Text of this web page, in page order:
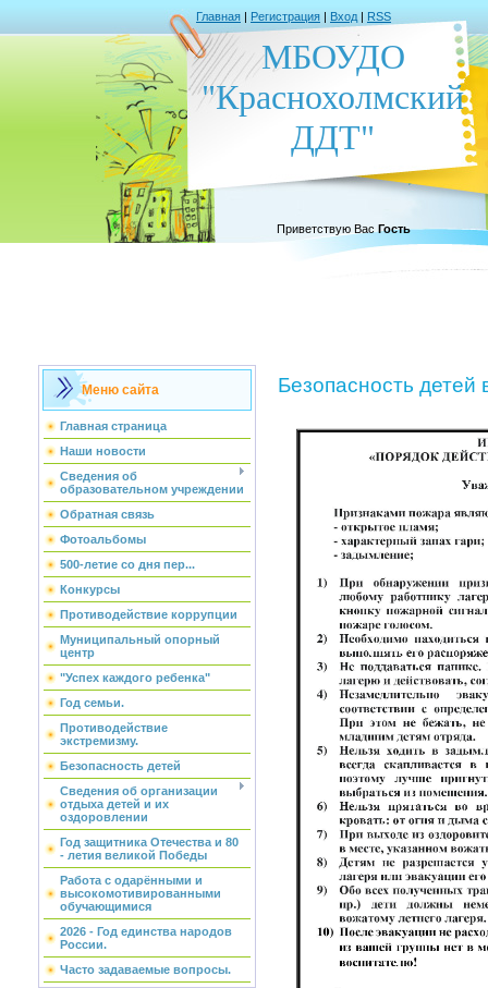
Главная | Регистрация | Вход | RSS
МБОУДО
"Краснохолмский
ДДТ"
Приветствую Вас Гость
Меню сайта
Главная страница
Наши новости
Сведения об
образовательном учреждении
Обратная связь
Фотоальбомы
500-летие со дня пер...
Конкурсы
Противодействие коррупции
Муниципальный опорный
центр
"Успех каждого ребенка"
Год семьи.
Противодействие
экстремизму.
Безопасность детей
Сведения об организации
отдыха детей и их
оздоровлении
Год защитника Отечества и 80
- летия великой Победы
Работа с одарёнными и
высокомотивированными
обучающимися
2026 - Год единства народов
России.
Часто задаваемые вопросы.
Безопасность детей